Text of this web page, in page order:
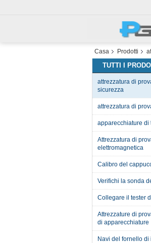
Casa Prodotti
TUTTI I
attrezzatura di
sicurezza
attrezzatura di
apparecchiature di
Attrezzatura di
elettromagnetica
Calibro del
Verifichi la sonda
Collegare il tester
Attrezzature di
di apparecchiature
Navi del fornello di